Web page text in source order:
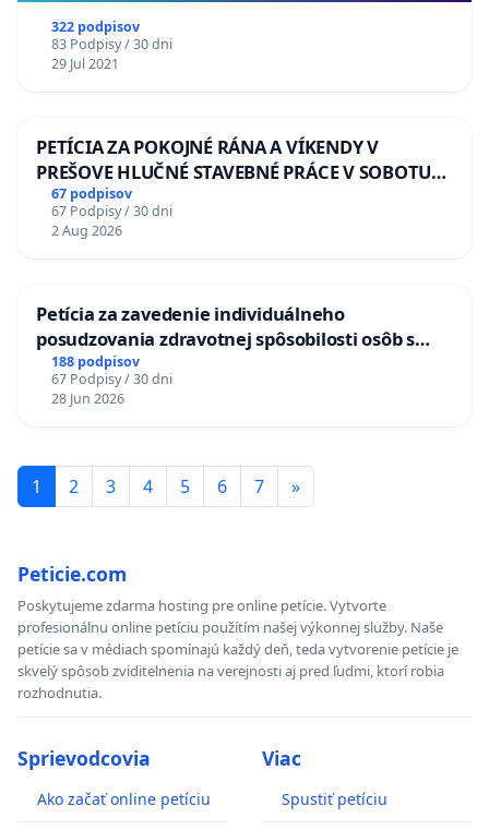
322 podpisov
83 Podpisy / 30 dni
29 Jul 2021
PETÍCIA ZA POKOJNÉ RÁNA A VÍKENDY V
PREŠOVE HLUČNÉ STAVEBNÉ PRÁCE V SOBOTU
LEN OD 9.00 DO 13.00 HOD., CEZ PRACOVNÝ
TÝŽDEŇ CIEĽ 8.00 – 18.00 HOD. A PRAVIDELNÁ
KONTROLA STAVBY C-AREA NA
67 podpisov
67 Podpisy / 30 dni
2 Aug 2026
Petícia za zavedenie individuálneho
posudzovania zdravotnej spôsobilosti osôb s
diabetom 1. a 2. typu pri prijímaní do
Policajného zboru SR
188 podpisov
67 Podpisy / 30 dni
28 Jun 2026
1 2 3 4 5 6 7 »
Peticie.com
Poskytujeme zdarma hosting pre online petície. Vytvorte
profesionálnu online petíciu použítím našej výkonnej služby. Naše
petície sa v médiach spomínajú každý deň, teda vytvorenie petície je
skvelý spôsob zviditelnenia na verejnosti aj pred ľudmi, ktorí robia
rozhodnutia.
Sprievodcovia
Ako začať online petíciu
Viac
Spustiť petíciu